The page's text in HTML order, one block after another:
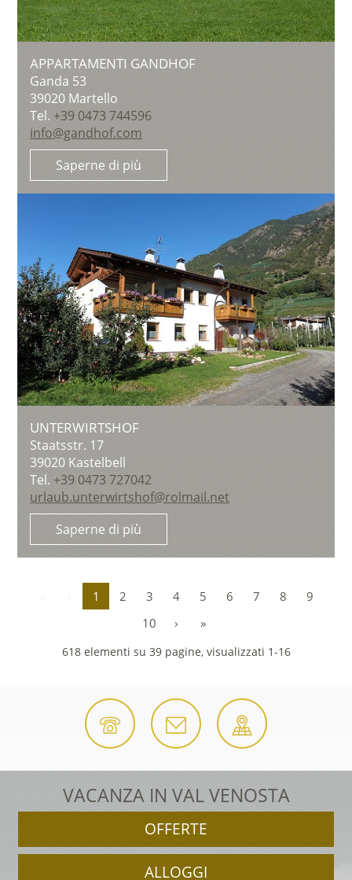
APPARTAMENTI GANDHOF
Ganda 53
39020 Martello
Tel.+39 0473 744596
info@gandhof.com
Saperne di più
UNTERWIRTSHOF
Staatsstr. 17
39020 Kastelbell
Tel. +39 0473 727042
urlaub.unterwirtshof@rolmail.net
Saperne di più
1 2 3 4 5 6 7 8
9
10
› »
618 elementi su 39 pagine, visualizzati 1-16
VACANZA IN VAL VENOSTA
OFFERTE
ALLOGGI